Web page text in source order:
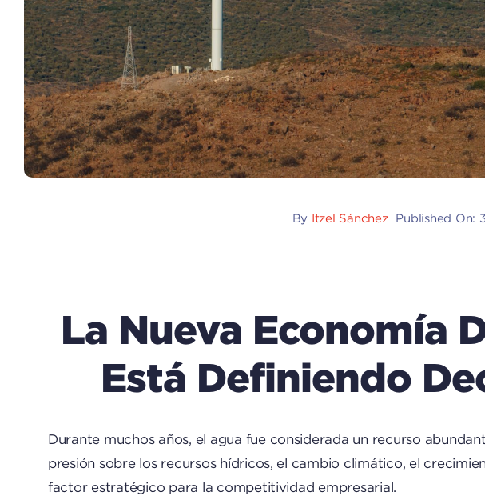
By Itzel Sánchez Published On:
La Nueva Economía
Está Definiendo
Durante muchos años, el agua fue considerada un recurso
presión sobre los recursos hídricos, el cambio climático, el
factor estratégico para la competitividad empresarial.